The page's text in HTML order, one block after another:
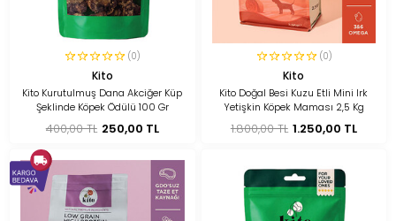
(0)
Kito
Kito Kurutulmuş Dana Akciğer Küp
Şeklinde Köpek Ödülü 100 Gr
400,00 TL 250,00 TL
(0)
Kito
Kito Doğal Besi Kuzu Etli Mini Irk
Yetişkin Köpek Maması 2,5 Kg
1.800,00 TL 1.250,00 TL